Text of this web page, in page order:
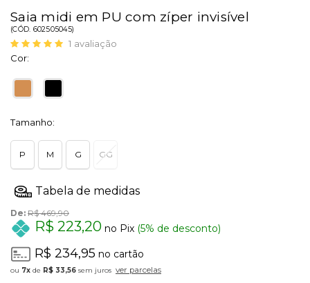
Saia midi em PU com zíper invisível
(CÓD. 602505045)
1 avaliação
Cor:
Tamanho:
P M G GG
De: R$ 469,90
R$ 223,20 no Pix (5% de desconto)
R$ 234,95 no cartão
7x de R$ 33,56 sem juros ver parcelas